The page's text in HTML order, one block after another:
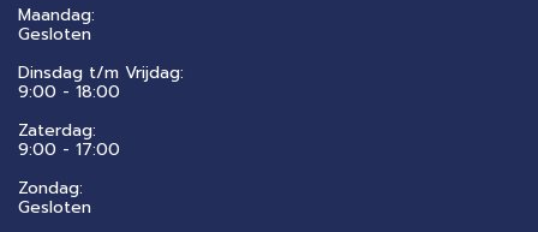
Maandag:
Gesloten
Dinsdag t/m Vrijdag:
9:00 - 18:00
Zaterdag:
​9:00 - 17:00
Zondag:
Gesloten